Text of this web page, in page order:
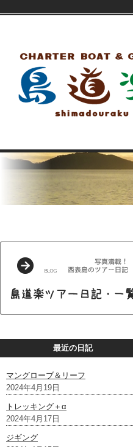
最近の日記
マングローブ＆リーフ
2024年4月19日
トレッキング＋α
2024年4月17日
ジギング